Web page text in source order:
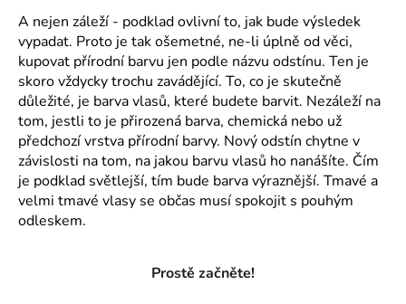
A nejen záleží - podklad ovlivní to, jak bude výsledek
vypadat. Proto je tak ošemetné, ne-li úplně od věci,
kupovat přírodní barvu jen podle názvu odstínu. Ten je
skoro vždycky trochu zavádějící. To, co je skutečně
důležité, je barva vlasů, které budete barvit. Nezáleží na
tom, jestli to je přirozená barva, chemická nebo už
předchozí vrstva přírodní barvy. Nový odstín chytne v
závislosti na tom, na jakou barvu vlasů ho nanášíte. Čím
je podklad světlejší, tím bude barva výraznější. Tmavé a
velmi tmavé vlasy se občas musí spokojit s pouhým
odleskem.
Prostě začněte!